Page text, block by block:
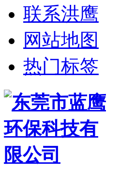
联系洪鹰
网站地图
热门标签